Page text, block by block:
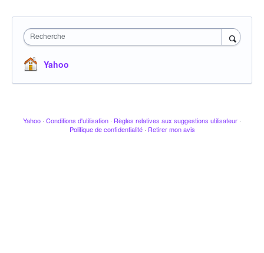
Recherche
Yahoo
Yahoo · Conditions d'utilisation · Règles relatives aux suggestions utilisateur ·
Politique de confidentialité · Retirer mon avis